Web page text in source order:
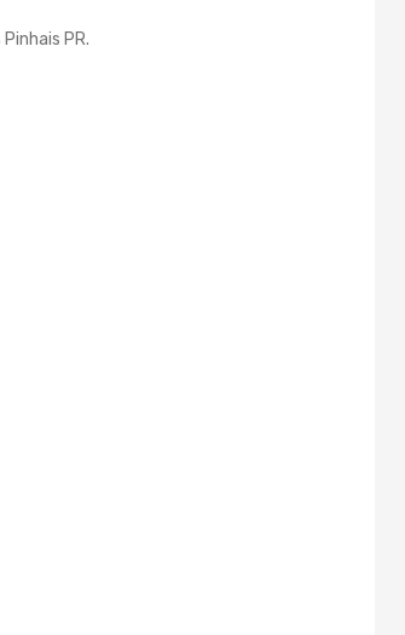
PR.